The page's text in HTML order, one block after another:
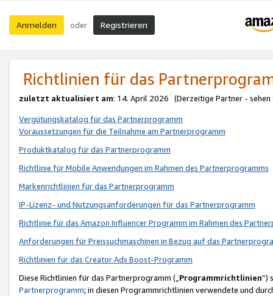
Anmelden oder Registrieren
Richtlinien für das
zuletzt aktualisiert am: 14. April 2026 (Derzeitige Partner - sehen
Vergütungskatalog für das Partnerprogramm
Voraussetzungen für die Teilnahme am Partnerprogramm
Produktkatalog für das Partnerprogramm
Richtlinie für Mobile Anwendungen im Rahmen des Partnerprogramms
Markenrichtlinien für das Partnerprogramm
IP-Lizenz- und Nutzungsanforderungen für das Partnerprogramm
Richtlinie für das Amazon Influencer Programm im Rahmen des
Anforderungen für Preissuchmaschinen in Bezug auf das
Richtlinien für das Creator Ads Boost-Programm
Diese Richtlinien für das Partnerprogramm („Programmrichtlinien“)
Partnerprogramm; in diesen Programmrichtlinien verwendete und